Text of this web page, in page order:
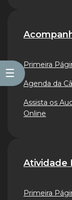
☰
Primeira
Agenda da
Assista os
Online
Atividade
Primeira